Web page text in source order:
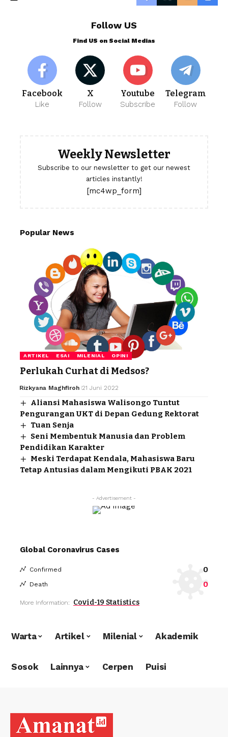
Follow US
Find US on Social Medias
Facebook
Like
X
Follow
Youtube
Subscribe
Telegram
Follow
Weekly Newsletter
Subscribe to our newsletter to get our newest
articles instantly!
[mc4wp_form]
Popular News
ARTIKEL ESAI MILENIAL OPINI
Perlukah Curhat di Medsos?
Rizkyana Maghfiroh 21 Juni 2022
Aliansi Mahasiswa Walisongo Tuntut
Pengurangan UKT di Depan Gedung Rektorat
Tuan Senja
Seni Membentuk Manusia dan Problem
Pendidikan Karakter
Meski Terdapat Kendala, Mahasiswa Baru
Tetap Antusias dalam Mengikuti PBAK 2021
- Advertisement -
Global Coronavirus Cases
Confirmed 0
Death 0
More Information: Covid-19 Statistics
Warta Artikel Milenial Akademik
Sosok Lainnya Cerpen Puisi